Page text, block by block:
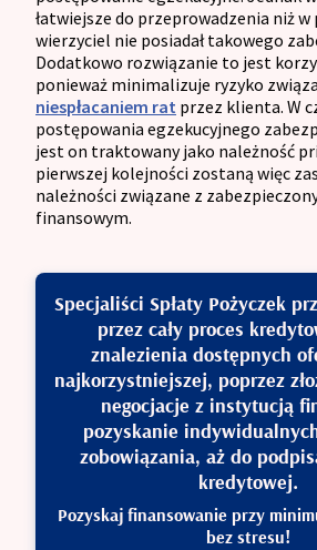
łatwiejsze do przeprowadzenia niż w
wierzyciel nie posiadał takowego
Dodatkowo rozwiązanie to jest
ponieważ minimalizuje ryzyko
niespłacaniem rat przez klienta. W
postępowania egzekucyjnego
jest on traktowany jako należność
pierwszej kolejności zostaną więc
należności związane z
finansowym.
Specjaliści Spłaty Pożyczek
przez cały proces
znalezienia dostępnych
najkorzystniejszej, poprzez
negocjacje z instytucją
pozyskanie
zobowiązania, aż do
kredytowej.
Pozyskaj finansowanie przy
bez stresu!